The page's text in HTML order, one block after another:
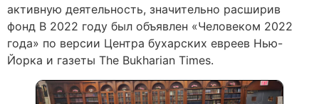
активную деятельность, значительно расширив
фонд В 2022 году был объявлен «Человеком 2022
года» по версии Центра бухарских евреев Нью-
Йорка и газеты The Bukharian Times.